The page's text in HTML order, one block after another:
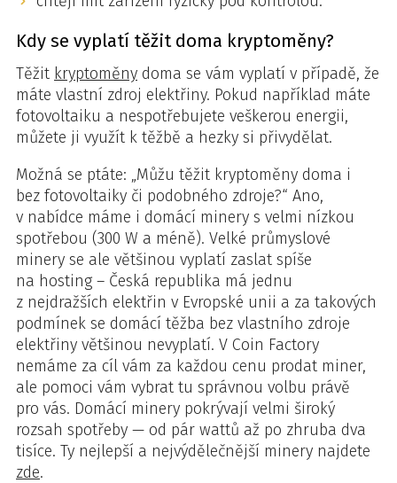
Kdy se vyplatí těžit doma kryptoměny?
Těžit kryptoměny doma se vám vyplatí v případě, že
máte vlastní zdroj elektřiny. Pokud například máte
fotovoltaiku a nespotřebujete veškerou energii,
můžete ji využít k těžbě a hezky si přivydělat.
Možná se ptáte: „Můžu těžit kryptoměny doma i
bez fotovoltaiky či podobného zdroje?“ Ano,
v nabídce máme i domácí minery s velmi nízkou
spotřebou (300 W a méně). Velké průmyslové
minery se ale většinou vyplatí zaslat spíše
na hosting – Česká republika má jednu
z nejdražších elektřin v Evropské unii a za takových
podmínek se domácí těžba bez vlastního zdroje
elektřiny většinou nevyplatí. V Coin Factory
nemáme za cíl vám za každou cenu prodat miner,
ale pomoci vám vybrat tu správnou volbu právě
pro vás. Domácí minery pokrývají velmi široký
rozsah spotřeby — od pár wattů až po zhruba dva
tisíce. Ty nejlepší a nejvýdělečnější minery najdete
zde.